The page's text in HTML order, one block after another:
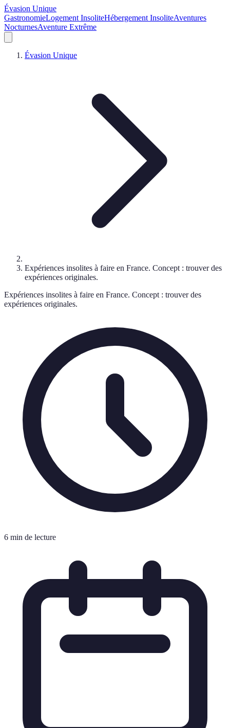
Évasion Unique
GastronomieLogement InsoliteHébergement InsoliteAventures
NocturnesAventure Extrême
Évasion Unique
Expériences insolites à faire en France. Concept : trouver des
expériences originales.
Expériences insolites à faire en France. Concept : trouver des
expériences originales.
6 min de lecture